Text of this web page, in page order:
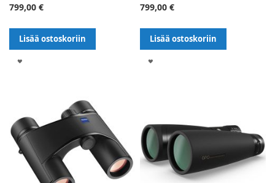
799,00 €
Lisää ostoskoriin
799,00 €
Lisää ostoskoriin